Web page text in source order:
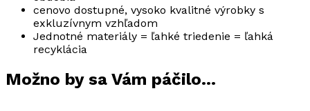
cenovo dostupné, vysoko kvalitné výrobky s
exkluzívnym vzhľadom
Jednotné materiály = ľahké triedenie = ľahká
recyklácia
Možno by sa Vám páčilo…